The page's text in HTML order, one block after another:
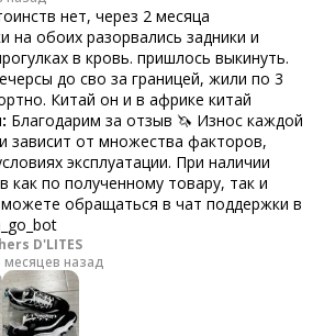
нет, через 2 месяца
на обоих разорвались задники и
в кровь. пришлось выкинуть.
до сво за границей, жили по 3
Китай он и в африке китай
Благодарим за отзыв 🦄 Износ каждой
зависит от множества факторов,
эксплуатации. При наличии
как по полученному товару, так и
обращаться в чат поддержки в
D'LITES
месяцев назад